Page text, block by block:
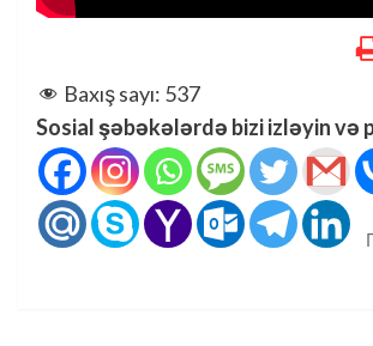
Baxış sayı: 537
Sosial şəbəkələrdə bizi izləyin və